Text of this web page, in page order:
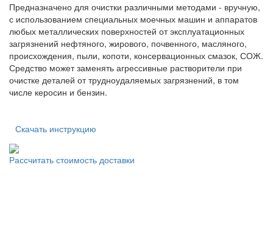
Предназначено для очистки различными методами - вручную,
с использованием специальных моечных машин и аппаратов
любых металлических поверхностей от эксплуатационных
загрязнений нефтяного, жирового, почвенного, масляного,
происхождения, пыли, копоти, консервационных смазок, СОЖ.
Средство может заменять агрессивные растворители при
очистке деталей от трудноудаляемых загрязнений, в том
числе керосин и бензин.
Скачать инструкцию
Рассчитать стоимость доставки